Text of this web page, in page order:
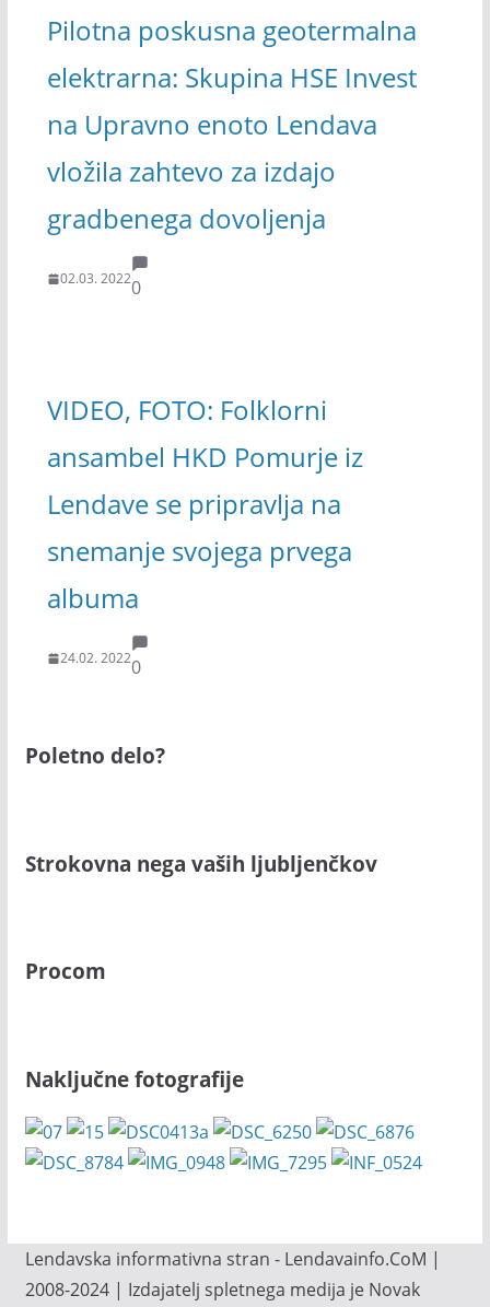
Pilotna poskusna geotermalna
elektrarna: Skupina HSE Invest
na Upravno enoto Lendava
vložila zahtevo za izdajo
gradbenega dovoljenja
02.03. 20220
VIDEO, FOTO: Folklorni
ansambel HKD Pomurje iz
Lendave se pripravlja na
snemanje svojega prvega
albuma
24.02. 20220
Poletno delo?
Strokovna nega vaših ljubljenčkov
Procom
Naključne fotografije
Lendavska informativna stran - Lendavainfo.CoM |
2008-2024 | Izdajatelj spletnega medija je Novak